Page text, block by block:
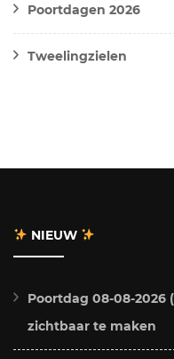
Poortdagen 2026
Tweelingzielen
NIEUW
Poortdag 08-08-2026
zichtbaar te maken